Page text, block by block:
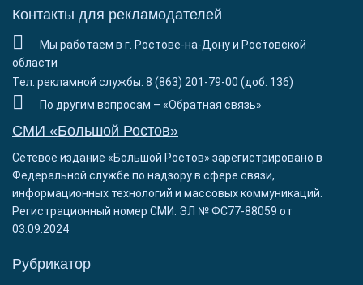
Контакты для рекламодателей
Мы работаем в г. Ростове-на-Дону и Ростовской
области
Тел. рекламной службы: 8 (863) 201-79-00 (доб. 136)
По другим вопросам – «Обратная связь»
СМИ «Большой Ростов»
Сетевое издание «Большой Ростов» зарегистрировано в
Федеральной службе по надзору в сфере связи,
информационных технологий и массовых коммуникаций.
Регистрационный номер СМИ: ЭЛ № ФС77-88059 от
03.09.2024
Рубрикатор